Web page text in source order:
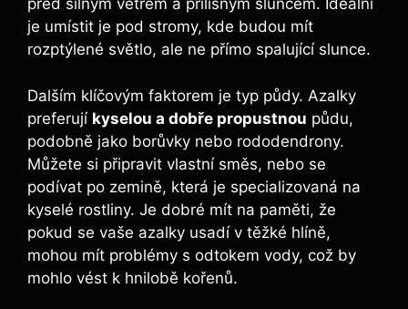
⁤před silným větrem a‍ přílišným sluncem. Ideální
je umístit je pod stromy, ‌kde budou‍ mít
‍rozptýlené světlo, ale ne přímo spalující slunce.
Dalším ​klíčovým faktorem je ⁣typ⁣ půdy. Azalky
preferují kyselou a dobře propustnou půdu,
podobně jako⁤ borůvky nebo rododendrony.
Můžete‌ si‍ připravit vlastní směs, nebo se
podívat‍ po zemině, která je ‌specializovaná na
‍kyselé rostliny. Je dobré ‌mít na paměti, že
pokud se vaše azalky usadí ‍v těžké ⁤hlíně,
⁤mohou mít problémy s odtokem vody,‍ což by
mohlo vést k hnilobě kořenů.